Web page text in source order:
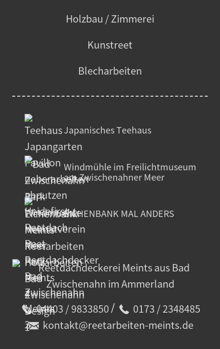
Holzbau / Zimmerei
Kunstreet
Blecharbeiten
Japanisches Teehaus
Windmühle im Freilichtmuseum
am Zwischenahner Meer
EICHENBANK MAL ANDERS
04403 / 9833850 /
0173 / 2348485
kontakt@reetarbeiten-meints.de